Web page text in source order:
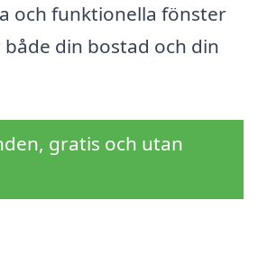
och funktionella fönster
din bostad och din
gratis och utan